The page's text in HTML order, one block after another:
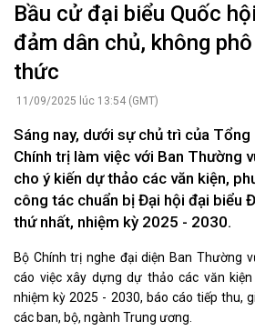
Bầu cử đại biểu Quốc
đảm dân chủ, không
thức
11/09/2025 lúc 13:54 (GMT)
Sáng nay, dưới sự chủ trì của
Chính trị làm việc với Ban Thường
cho ý kiến dự thảo các văn kiện,
công tác chuẩn bị Đại hội đại biểu
thứ nhất, nhiệm kỳ 2025 - 2030.
Bộ Chính trị nghe đại diện Ban Thường
cáo việc xây dựng dự thảo các văn
nhiệm kỳ 2025 - 2030, báo cáo tiếp thu,
các ban, bộ, ngành Trung ương.